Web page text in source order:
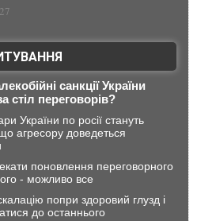
санкції України
стіл переговорів?
України по росії стануть
агресору доведеться
поновлення переговорного
- можливо все
попри здоровий глузд і
до останнього